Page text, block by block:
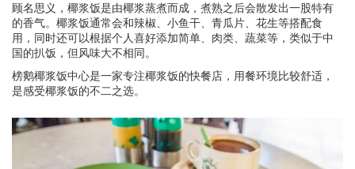
顾名思义，椰浆饭是由椰浆蒸煮而成，煮熟之后会散发出一股特有
的香气。椰浆饭通常会和辣椒、小鱼干、青瓜片、花生等搭配食
用，同时还可以根据个人喜好添加简单、肉类、蔬菜等，类似于中
国的扒饭，但风味大不相同。
榜鹅椰浆饭中心是一家专注椰浆饭的快餐店，用餐环境比较舒适，
是感受椰浆饭的不二之选。